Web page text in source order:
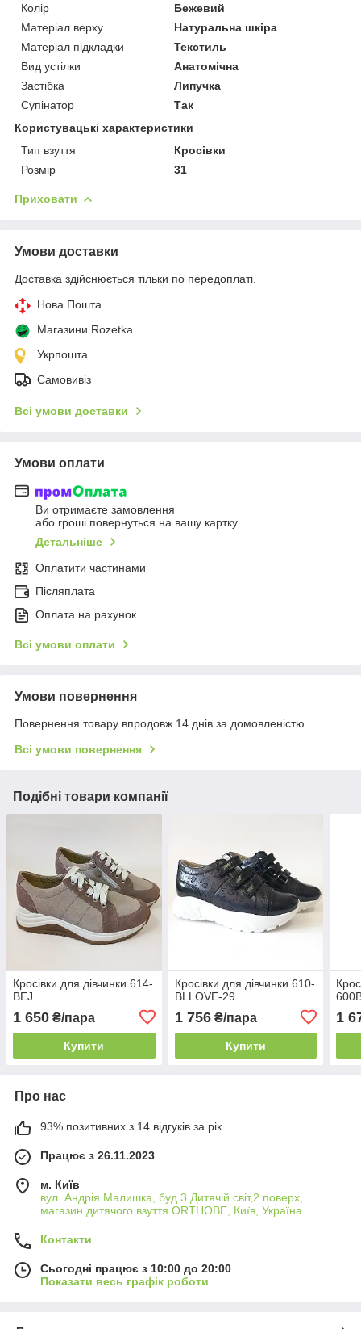
Колір
Бежевий
Матеріал верху
Натуральна шкіра
Матеріал підкладки
Текстиль
Вид устілки
Анатомічна
Застібка
Липучка
Супінатор
Так
Користувацькі характеристики
Тип взуття
Кросівки
Розмір
31
Приховати
Умови доставки
Доставка здійснюється тільки по передоплаті.
Нова Пошта
Магазини Rozetka
Укрпошта
Самовивіз
Всі умови доставки
Умови оплати
Ви отримаєте замовлення
або гроші повернуться на вашу картку
Детальніше
Оплатити частинами
Післяплата
Оплата на рахунок
Всі умови оплати
Умови повернення
Повернення товару впродовж 14 днів за домовленістю
Всі умови повернення
Подібні товари компанії
Кросівки для дівчинки 614-
BEJ
1 650 ₴/пара
Купити
Кросівки для дівчинки 610-
BLLOVE-29
1 756₴/пара
Купити
1
Про нас
93% позитивних з 14 відгуків за рік
Працює з 26.11.2023
м. Київ
вул. Андрія Малишка, буд.3 Дитячій світ,2 поверх,
магазин дитячого взуття ORTHOBE, Київ, Україна
Контакти
Сьогодні працює з 10:00 до 20:00
Показати весь графік роботи